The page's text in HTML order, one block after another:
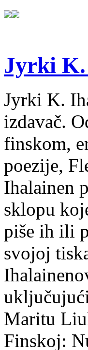
Jyrki K.
Jyrki K.
izdavač.
finskom,
poezije,
Ihalainen
sklopu
piše ih ili
svojoj
Maritu
Finskoj: